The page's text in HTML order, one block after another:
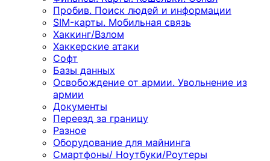
Пробив. Поиск людей и информации
SIM-карты. Мобильная связь
Хаккинг/Взлом
Хаккерские атаки
Софт
Базы данных
Освобождение от армии. Увольнение из
армии
Документы
Переезд за границу
Разное
Оборудование для майнинга
Смартфоны/ Ноутбуки/Роутеры